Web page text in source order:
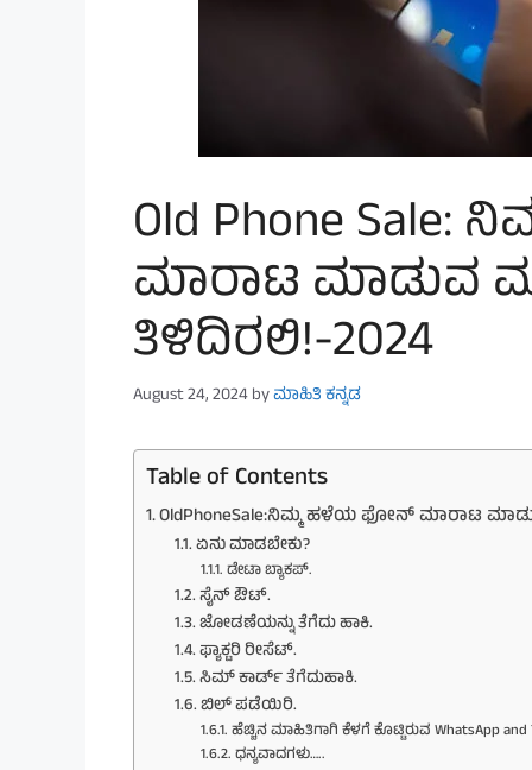
Old Phone
ಮಾರಾಟ ಮಾಡುವ
ತಿಳಿದಿರಲಿ!-2024
August 24, 2024byಮಾಹಿತಿ ಕನ್ನಡ
Table of Contents
OldPhoneSale:ನಿಮ್ಮ ಹಳೆಯ ಫೋನ್ ಮಾರಾಟ
ಏನು ಮಾಡಬೇಕು?
ಡೇಟಾ ಬ್ಯಾಕಪ್.
ಸೈನ್ ಔಟ್.
ಜೋಡಣೆಯನ್ನು ತೆಗೆದು ಹಾಕಿ.
ಫ್ಯಾಕ್ಟರಿ ರೀಸೆಟ್.
ಸಿಮ್ ಕಾರ್ಡ್ ತೆಗೆದುಹಾಕಿ.
ಬಿಲ್ ಪಡೆಯಿರಿ.
ಹೆಚ್ಚಿನ ಮಾಹಿತಿಗಾಗಿ ಕೆಳಗೆ ಕೊಟ್ಟಿರುವ WhatsApp and
ಧನ್ಯವಾದಗಳು…..